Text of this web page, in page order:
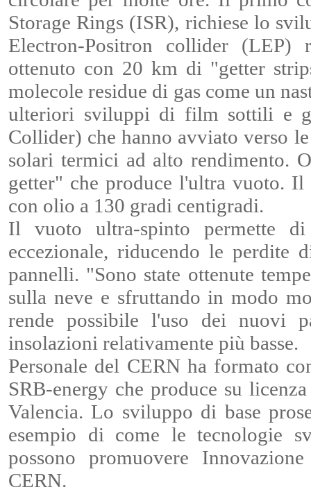
Storage Rings (ISR), richiese lo
Electron-Positron collider
ottenuto con 20 km di "getter
molecole residue di gas come un
ulteriori sviluppi di film sottili e
Collider) che hanno avviato verso
solari termici ad alto rendimento.
getter" che produce l'ultra vuoto.
con olio a 130 gradi centigradi.
Il vuoto ultra-spinto permette
eccezionale, riducendo le perdite
pannelli. "Sono state ottenute
sulla neve e sfruttando in modo
rende possibile l'uso dei nuovi
insolazioni relativamente più basse.
Personale del CERN ha formato
SRB-energy che produce su
Valencia. Lo sviluppo di base
esempio di come le tecnologie
possono promuovere
CERN.